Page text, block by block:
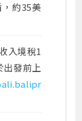
約35美
入境稅1
發前上